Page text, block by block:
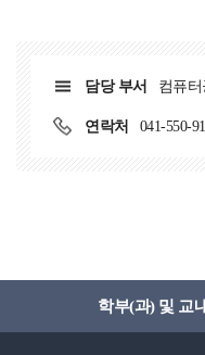
담당 부서 컴퓨
연락처 041-550-
학부(과) 및 교